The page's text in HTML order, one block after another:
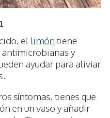
el limón tiene
y
ayudar para aliviar
síntomas, tienes que
en un vaso y añadir